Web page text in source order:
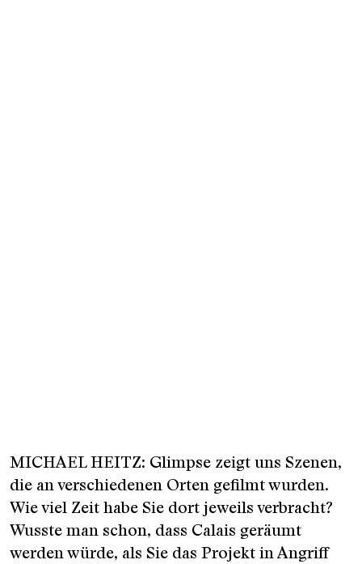
MICHAEL HEITZ: Glimpse zeigt uns Szenen,
die an verschiedenen Orten gefilmt wurden.
Wie viel Zeit habe Sie dort jeweils verbracht?
Wusste man schon, dass Calais geräumt
werden würde, als Sie das Projekt in Angriff